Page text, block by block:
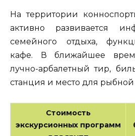
На территории
активно развивается
семейного отдыха,
кафе. В ближайшее
лучно-арбалетный тир,
станция и место для рыбной
Стоимость
экскурсионных программ